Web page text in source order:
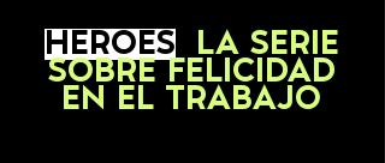
HÉROES
LA SERIE
SOBRE FELICIDAD
EN EL TRABAJO